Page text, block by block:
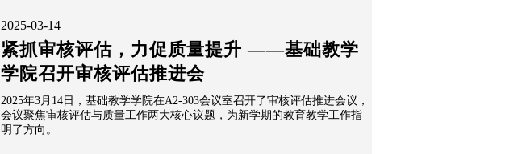
2025-03-14
紧抓审核评估，力促质量提升 ——基础教学
学院召开审核评估推进会
2025年3月14日，基础教学学院在A2-303会议室召开了审核评估推进会议，
会议聚焦审核评估与质量工作两大核心议题，为新学期的教育教学工作指
明了方向。